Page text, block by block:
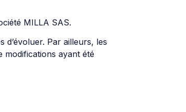
MILLA SAS.
d’évoluer. Par ailleurs, les
modifications ayant été